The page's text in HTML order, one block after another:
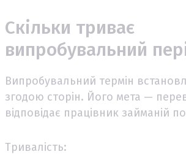
Скільки триває
випробувальний
Випробувальний термін
згодою сторін. Його мета —
відповідає працівник займаній
Тривалість: